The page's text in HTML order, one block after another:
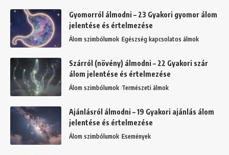
Gyomorról álmodni – 23 Gyakori gyomor álom
jelentése és értelmezése
Álom szimbólumok Egészség kapcsolatos álmok
Szárról (növény) álmodni – 22 Gyakori szár
álom jelentése és értelmezése
Álom szimbólumok Természeti álmok
Ajánlásról álmodni – 19 Gyakori ajánlás álom
jelentése és értelmezése
Álom szimbólumok Események